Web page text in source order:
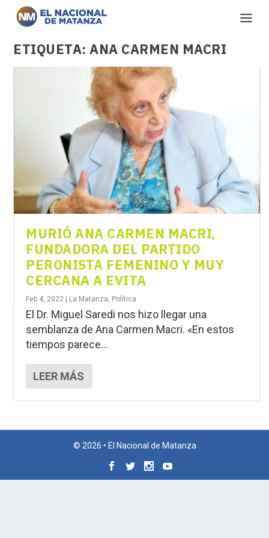
ETIQUETA:ANA CARMEN MACRI
MURIÓ ANA CARMEN MACRI,
FUNDADORA DEL PARTIDO
PERONISTA FEMENINO Y MUY
CERCANA A EVITA
Feb 4, 2022 La Matanza, Política
El Dr. Miguel Saredi nos hizo llegar una
semblanza de Ana Carmen Macri. «En estos
tiempos parece...
LEER MÁS
© 2026 • El Nacional de Matanza